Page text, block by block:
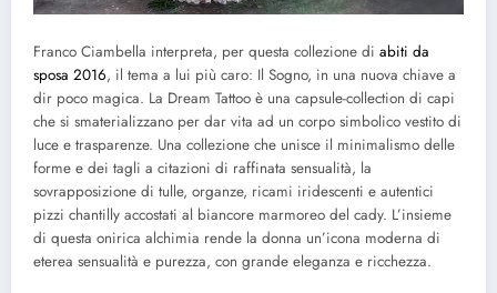
Franco Ciambella interpreta, per questa collezione di abiti da
sposa 2016, il tema a lui più caro: Il Sogno, in una nuova chiave a
dir poco magica. La Dream Tattoo è una capsule-collection di capi
che si smaterializzano per dar vita ad un corpo simbolico vestito di
luce e trasparenze. Una collezione che unisce il minimalismo delle
forme e dei tagli a citazioni di raffinata sensualità, la
sovrapposizione di tulle, organze, ricami iridescenti e autentici
pizzi chantilly accostati al biancore marmoreo del cady. L’insieme
di questa onirica alchimia rende la donna un’icona moderna di
eterea sensualità e purezza, con grande eleganza e ricchezza.